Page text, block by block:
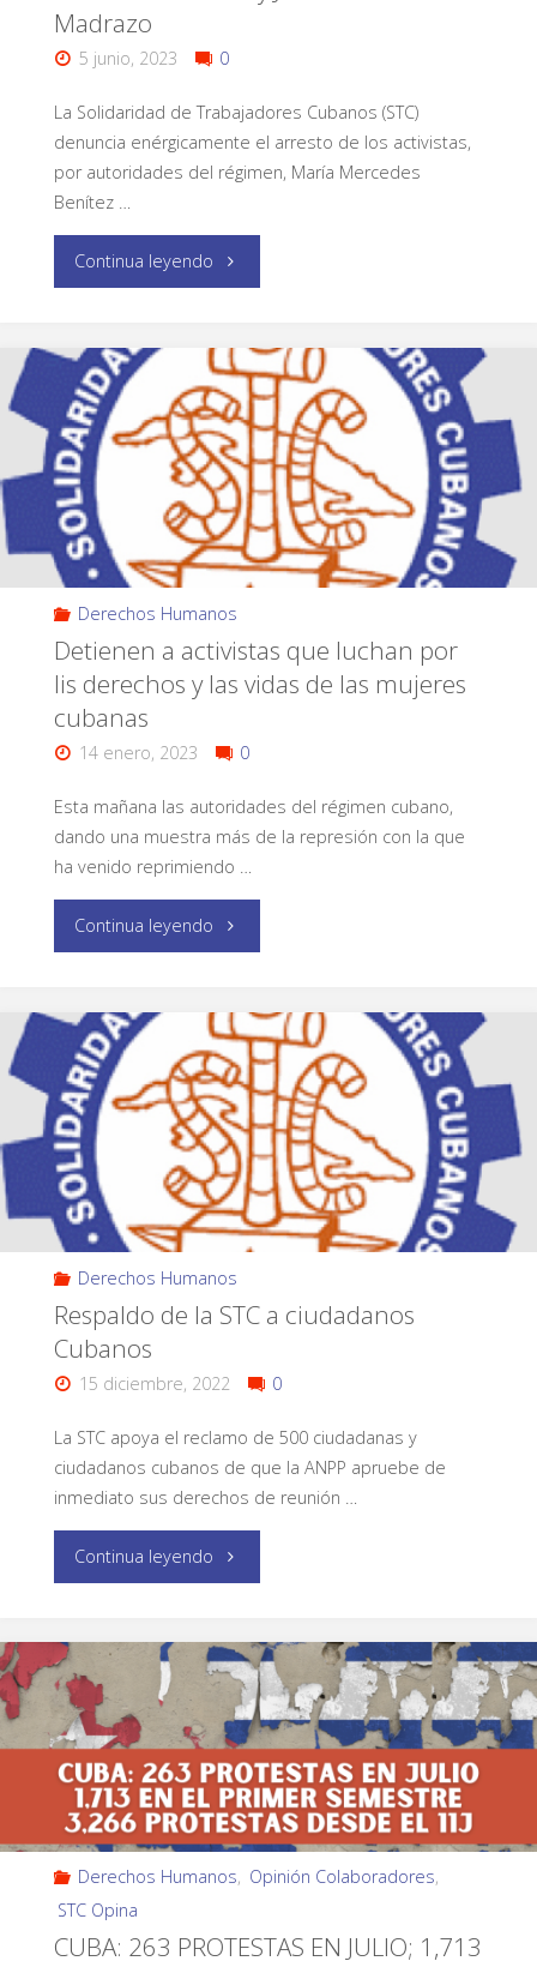
Madrazo
5 junio, 2023 0
La Solidaridad de Trabajadores Cubanos (STC)
denuncia enérgicamente el arresto de los activistas,
por autoridades del régimen, María Mercedes
Benítez …
Continua leyendo
Derechos Humanos
Detienen a activistas que luchan por
lis derechos y las vidas de las mujeres
cubanas
14 enero, 2023 0
Esta mañana las autoridades del régimen cubano,
dando una muestra más de la represión con la que
ha venido reprimiendo …
Continua leyendo
Derechos Humanos
Respaldo de la STC a ciudadanos
Cubanos
15 diciembre, 2022 0
La STC apoya el reclamo de 500 ciudadanas y
ciudadanos cubanos de que la ANPP apruebe de
inmediato sus derechos de reunión …
Continua leyendo
Derechos Humanos, Opinión Colaboradores,
STC Opina
CUBA: 263 PROTESTAS EN JULIO; 1,713